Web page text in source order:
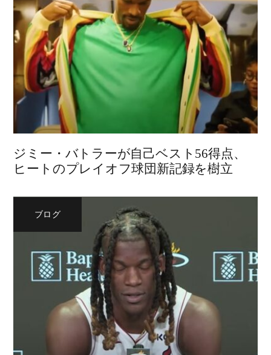
ジミー・バトラーが自己ベスト56得点、
ヒートのプレイオフ球団新記録を樹立
ブログ